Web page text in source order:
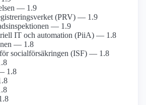
— 1.9
(PRV) — 1.9
— 1.9
IT och automation (PiiA) — 1.8
— 1.8
socialförsäkringen (ISF) — 1.8
1.8